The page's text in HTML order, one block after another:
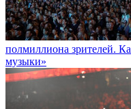
полмиллиона зрителей.
музыки»